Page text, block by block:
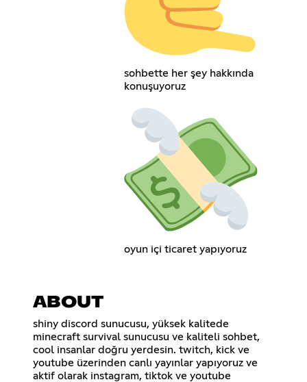
sohbette her şey hakkında
konuşuyoruz
oyun içi ticaret yapıyoruz
ABOUT
shiny discord sunucusu, yüksek kalitede
minecraft survival sunucusu ve kaliteli sohbet,
cool insanlar doğru yerdesin. twitch, kick ve
youtube üzerinden canlı yayınlar yapıyoruz ve
aktif olarak instagram, tiktok ve youtube